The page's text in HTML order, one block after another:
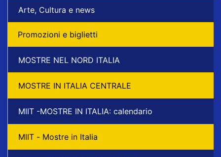
Arte, Cultura e news
Promozioni e biglietti
MOSTRE NEL NORD ITALIA
MOSTRE IN ITALIA CENTRALE
MIIT -MOSTRE IN ITALIA: calendario
MIIT - Mostre in Italia